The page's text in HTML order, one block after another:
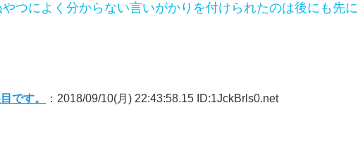
つによく分からない言いがかりを付けられたのは後にも先に
です。 ：2018/09/10(月) 22:43:58.15 ID:1JckBrls0.net